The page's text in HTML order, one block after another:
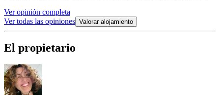
Ver opinión completa
Ver todas las opiniones Valorar alojamiento
El propietario